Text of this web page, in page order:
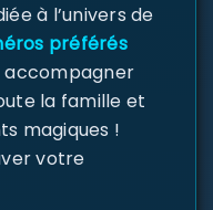
à l’univers de
préférés
accompagner
la famille et
magiques !
votre